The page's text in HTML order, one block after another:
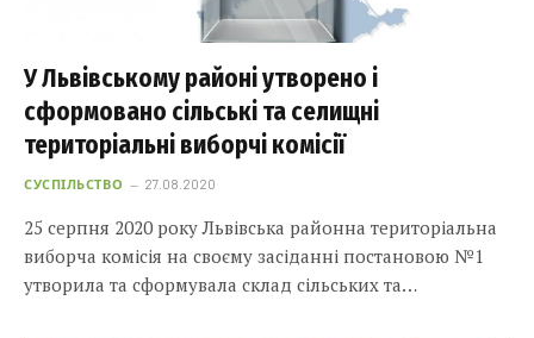
У Львівському районі утворено і
сформовано сільські та селищні
територіальні виборчі комісії
СУСПІЛЬСТВО 27.08.2020
25 серпня 2020 року Львівська районна територіальна
виборча комісія на своєму засіданні постановою №1
утворила та сформувала склад сільських та…